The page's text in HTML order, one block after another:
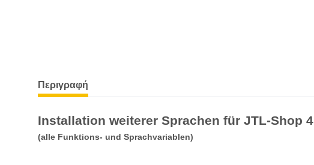
Περιγραφή
Installation weiterer Sprachen für JTL-Shop 4
(alle Funktions- und Sprachvariablen)